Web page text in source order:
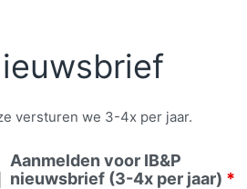
versturen we 3-4x per jaar.
Aanmelden voor IB&P
nieuwsbrief (3-4x per jaar) *